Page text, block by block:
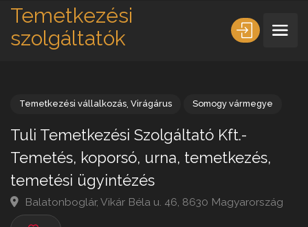
Temetkezési
szolgáltatók
Tuli Temetkezési Szolgáltató Kft.-
Temetés, koporsó, urna, temetkezés,
temetési ügyintézés
Balatonboglár, Vikár Béla u. 46, 8630 Magyarország